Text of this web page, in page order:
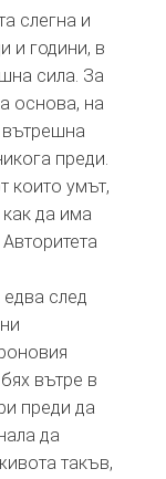
слегна и
и години, в
сила. За
основа, на
преди.
които умът,
да има
след
вътре в
преди да
да
такъв,